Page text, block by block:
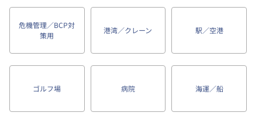
危機管理／BCP対
策用
港湾／クレーン 駅／空港
ゴルフ場 病院 海運／船